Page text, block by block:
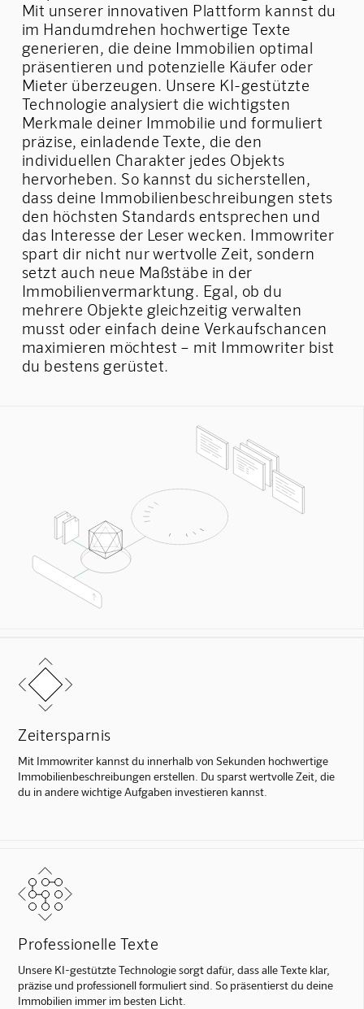
Mit unserer innovativen Plattform kannst du
im Handumdrehen hochwertige Texte
generieren, die deine Immobilien optimal
präsentieren und potenzielle Käufer oder
Mieter überzeugen. Unsere KI-gestützte
Technologie analysiert die wichtigsten
Merkmale deiner Immobilie und formuliert
präzise, einladende Texte, die den
individuellen Charakter jedes Objekts
hervorheben. So kannst du sicherstellen,
dass deine Immobilienbeschreibungen stets
den höchsten Standards entsprechen und
das Interesse der Leser wecken. Immowriter
spart dir nicht nur wertvolle Zeit, sondern
setzt auch neue Maßstäbe in der
Immobilienvermarktung. Egal, ob du
mehrere Objekte gleichzeitig verwalten
musst oder einfach deine Verkaufschancen
maximieren möchtest – mit Immowriter bist
du bestens gerüstet.
Zeitersparnis
Mit Immowriter kannst du innerhalb von Sekunden hochwertige
Immobilienbeschreibungen erstellen. Du sparst wertvolle Zeit, die
du in andere wichtige Aufgaben investieren kannst.
Professionelle Texte
Unsere KI-gestützte Technologie sorgt dafür, dass alle Texte klar,
präzise und professionell formuliert sind. So präsentierst du deine
Immobilien immer im besten Licht.